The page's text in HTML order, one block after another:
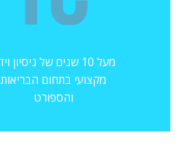
מעל 10 שנים של ניסיון וידע
מקצועי בתחום הבריאות
והספורט